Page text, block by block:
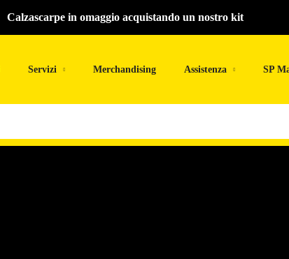
Calzascarpe in omaggio acquistando un nostro kit
Servizi Merchandising Assistenza SP